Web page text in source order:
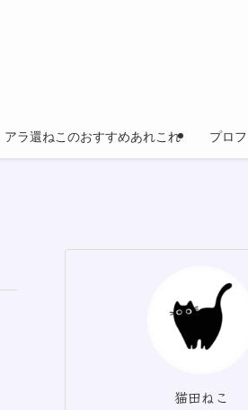
アラ還ねこのおすすめあれこれ プロ
猫田ねこ